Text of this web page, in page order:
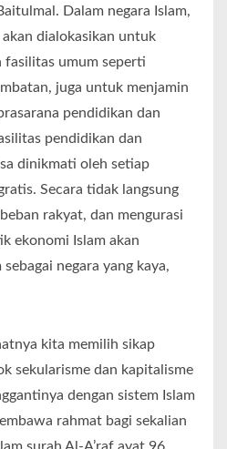
Dalam negara Islam,
dialokasikan untuk
fasilitas umum seperti
juga untuk menjamin
pendidikan dan
pendidikan dan
dinikmati oleh setiap
Secara tidak langsung
rakyat, dan mengurasi
ekonomi Islam akan
negara yang kaya,
kita memilih sikap
sekularisme dan kapitalisme
dengan sistem Islam
rahmat bagi sekalian
surah Al-A’raf ayat 96,